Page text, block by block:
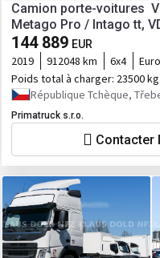
Camion porte-voitures
Metago Pro / Intago tt,
144 889 EUR
2019 912048 km 6x4
Poids total à charger: 23500 kg
République Tchèque,
Primatruck s.r.o.
Contacter